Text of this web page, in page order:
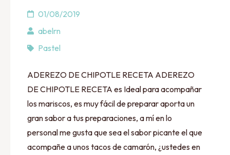
01/08/2019
abelrn
Pastel
ADEREZO DE CHIPOTLE RECETA ADEREZO
DE CHIPOTLE RECETA es Ideal para acompañar
los mariscos, es muy fácil de preparar aporta un
gran sabor a tus preparaciones, a mí en lo
personal me gusta que sea el sabor picante el que
acompañe a unos tacos de camarón, ¿ustedes en